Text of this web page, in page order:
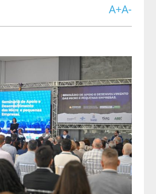
A+A-